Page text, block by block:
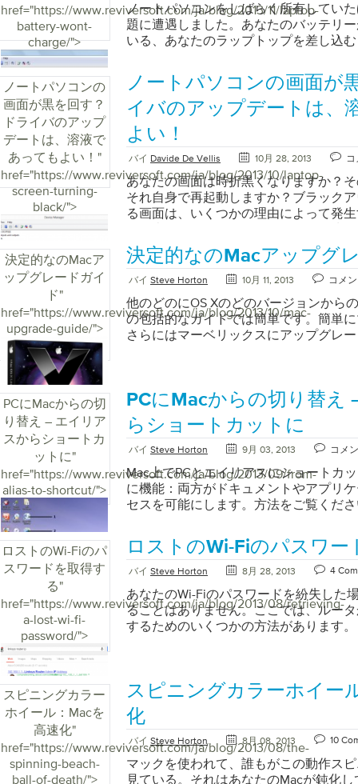
ニュー （右隅の3つの点）を選択しま
クションまでスクロールします [ フォ
ンを使用して、 フォントサイズを増減
語と外観」までスクロールしますお好
トとフォントサイズを選択してくださ
最小フォントサイズを選択してくださ
トを選択できるようにするを選択また
で、コンピューター、タブレット、携
ーでページを簡単に読んだり楽しんだ
href="https://www.reviversoft.com/ja/blog/2013/11/laptop-
battery-wont-
charge/">
ノートパソコンをしばらく所有してい
題に遭遇しました。あなたのバッテリ
いる、あなたのラップトップを差し込
つかありますが、適切な解決策を見つ
絞り込むために、お客様の一部のトラ
要です。ここでは、ノートパソコンが
れを再び動作させるために交換または
ことを確認するための手順を示します
ラップトップが充電されないときに最
時的な不具合、ケーブルの抜けやバッ
ではないことを確認することです。そ
るかもしれませんが、電源ケーブルが
れたり、接続がラップトップ側で完全
題を引き起こしている可能性のある最
する方法をステップバイステップで示
再起動し、問題が解決するかどうかを
となることがあった問題を修正できる
ンピュータの電源を切り、コンピュー
コードの中央にある長方形のボックス
を抜き取り、デバイスからバッテリを
ップし、バッテリーの接続を維持する
ターがきついことを確認してください
入れ直し、問題が解決するかどうか確
クトラブルシューティングのヒントお
ッテリが完全に消耗している場合は、
ドで問題が発生する可能性が最も高い
むことができます。電源コードを使用
させることはできますが、バッテリが
てもコンピュータをまったく使用でき
コードが必要になることがあります。
ださい新しい電源コードが必要な場合
見つけることも容易です。そのため、
せん。これをテストするには、ラップ
見つけて、壁のプラグが付いたコード
するかどうかを確かめてください。そ
源コードの他の部分です。それが充電
たが交換する必要があるのは壁に行く
知っている。 ドライバの問題最後に、
め、ノートパソコンが充電されていな
れを修正するには、バッテリーのドラ
ります。 まず、 STARTとCONTROL
ノートパソコンの
画面が黒を回す？
ドライバのアップ
デートは、溶液で
あってもよい！ "
href="https://www.reviversoft.com/ja/blog/2013/10/laptop-
screen-turning-
black/">
ノートパソコンの画面が
イバのアップデートは、
よい！
バイ Davide De Vellis 10月 28, 2013
あなたの画面は時折黒くなりますか？
それ自身で再起動しますか？ブラック
る画面は、いくつかの理由によって発
新するだけの簡単な方法です。 ドライ
と解決策は、コンピュータのグラフィ
れます）ドライバに関連しています。
のグラフィックスシステムと通信する
ウェアです。ドライバは通常、コンピ
製造元によって設計され、ラップトッ
いバージョンのWindowsにアップグレ
ライバまたは互換性のないドライバが
に高いです。 MicrosoftのWindows
動的に更新するはずです。ただし、マ
バを設計していないため、すべての種
コンポーネントのすべての新しいドラ
含まれるとは限りません。 新しい
（Windows 7およびWindows XPへのア
関係なく、ドライバを更新するための
のビデオドライバを更新する方法（S）
のWebサイトを確認してください多く
は、ドライバの更新をリリースするた
ーに依存しています。ラップトップの
ーティングシステムのリリース後にド
製造元のWebサイトを確認してくださ
プの製造元のWebサイトで利用できな
製造元は次善策です。お使いのオペレ
ドライバが入手できない場合は、直前
のドライバを試すことができます。た
行しているが、製造元がWindows 7用
決定的なのMacア
ップグレードガイ
ド"
href="https://www.reviversoft.com/ja/blog/2013/10/mac-
upgrade-guide/">
決定的なのMacアップグ
バイ Steve Horton 10月 11, 2013 コメ
他のどのにOS Xのどのバージョンから
の包括的なガイドでは簡単です。簡単
さらにはマーベリックスにアップグレ
PCにMacからの切
り替え – エイリア
スからショートカ
ットに"
href="https://www.reviversoft.com/ja/blog/2013/09/from-
alias-to-shortcut/">
PCにMacからの切り替え
らショートカットに
バイ Steve Horton 9月 03, 2013 コメ
Mac上でPCとエイリアスにショートカ
に機能：両方がドキュメントやアプリ
セスを可能にします。方法をご覧くだ
ロストのWi-Fiのパ
スワードを取得す
る"
href="https://www.reviversoft.com/ja/blog/2013/08/retrieving-
a-lost-wi-fi-
password/">
ロストのWi-Fiのパスワー
バイ Steve Horton 8月 28, 2013 4
あなたのWi-Fiのパスワードを紛失した
ることはありません。ここでは、ルー
するためのいくつかの方法があります。
スピニングカラー
ホイール：Macを
高速化"
href="https://www.reviversoft.com/ja/blog/2013/08/the-
spinning-beach-
ball-of-death/">
スピニングカラーホイー
化
バイ Steve Horton 8月 08, 2013 10
マックを使われて、誰もがこの動作ス
見ている。それはあなたのMacが鈍化